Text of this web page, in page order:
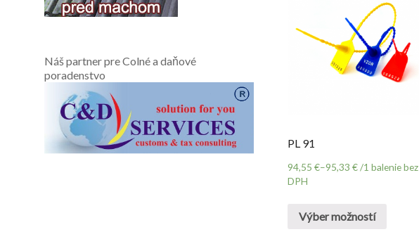
PL 91
94,55€–95,33€/1 balenie bez
DPH
Výber možností
Náš partner pre Colné a daňové
poradenstvo